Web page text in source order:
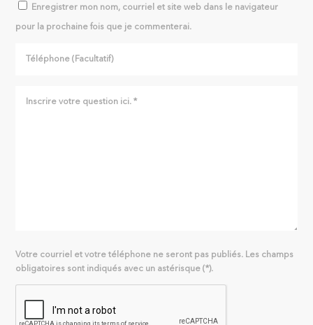
Enregistrer mon nom, courriel et site web dans le navigateur
pour la prochaine fois que je commenterai.
Votre courriel et votre téléphone ne seront pas publiés. Les champs
obligatoires sont indiqués avec un astérisque (*).